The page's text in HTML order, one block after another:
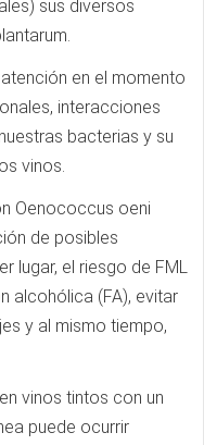
sus diversos
en el momento
interacciones
bacterias y su
vinos.
Oenococcus oeni
de posibles
lugar, el riesgo de FML
alcohólica (FA), evitar
y al mismo tiempo,
vinos tintos con un
puede ocurrir